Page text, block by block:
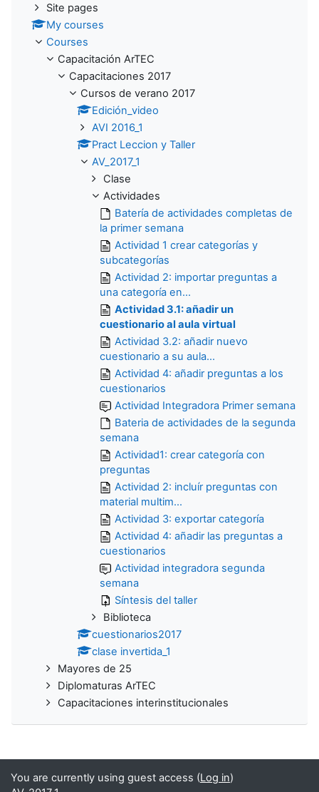
Site pages
My courses
Courses
Capacitación ArTEC
Capacitaciones 2017
Cursos de verano 2017
Edición_video
AVI 2016_1
Pract Leccion y Taller
AV_2017_1
Clase
Actividades
Batería de actividades completas de
la primer semana
Actividad 1 crear categorías y
subcategorías
Actividad 2: importar preguntas a
una categoría en...
Actividad 3.1: añadir un
cuestionario al aula virtual
Actividad 3.2: añadir nuevo
cuestionario a su aula...
Actividad 4: añadir preguntas a los
cuestionarios
Actividad Integradora Primer semana
Bateria de actividades de la segunda
semana
Actividad1: crear categoría con
preguntas
Actividad 2: incluír preguntas con
material multim...
Actividad 3: exportar categoría
Actividad 4: añadir las preguntas a
cuestionarios
Actividad integradora segunda
semana
Síntesis del taller
Biblioteca
cuestionarios2017
clase invertida_1
Mayores de 25
Diplomaturas ArTEC
Capacitaciones interinstitucionales
You are currently using guest access (Log in)